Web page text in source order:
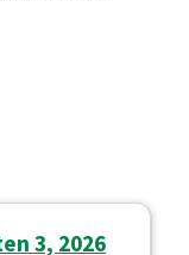
3, 2026